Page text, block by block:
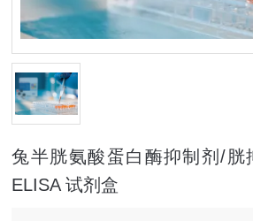
兔半胱氨酸蛋白酶抑制剂/胱
ELISA 试剂盒